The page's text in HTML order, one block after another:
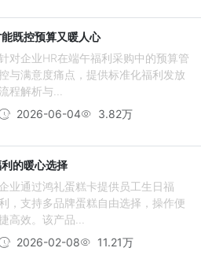
既控预算又暖人心
对企业HR在端午福利采购中的预算管
与满意度痛点，提供标准化福利发放
程解析与...
2026-06-04
3.82万
的暖心选择
企业通过鸿礼蛋糕卡提供员工生日福
，支持多品牌蛋糕自由选择，操作便
高效。该产品...
2026-02-08
11.21万